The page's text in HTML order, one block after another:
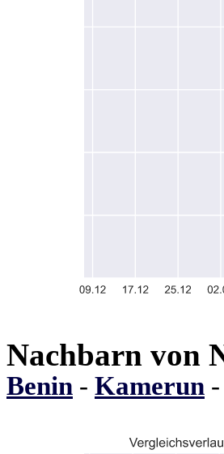
Nachbarn von
Benin - Kamerun -